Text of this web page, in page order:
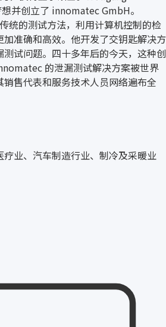
并创立了 innomatec GmbH。
统的测试方法，利用计算机控制的检
准确和高效。他开发了交钥匙解决方
试问题。四十多年后的今天，这种创
的泄漏测试解决方案被世界
售代表和服务技术人员网络遍布全
业、汽车制造行业、制冷及采暖业